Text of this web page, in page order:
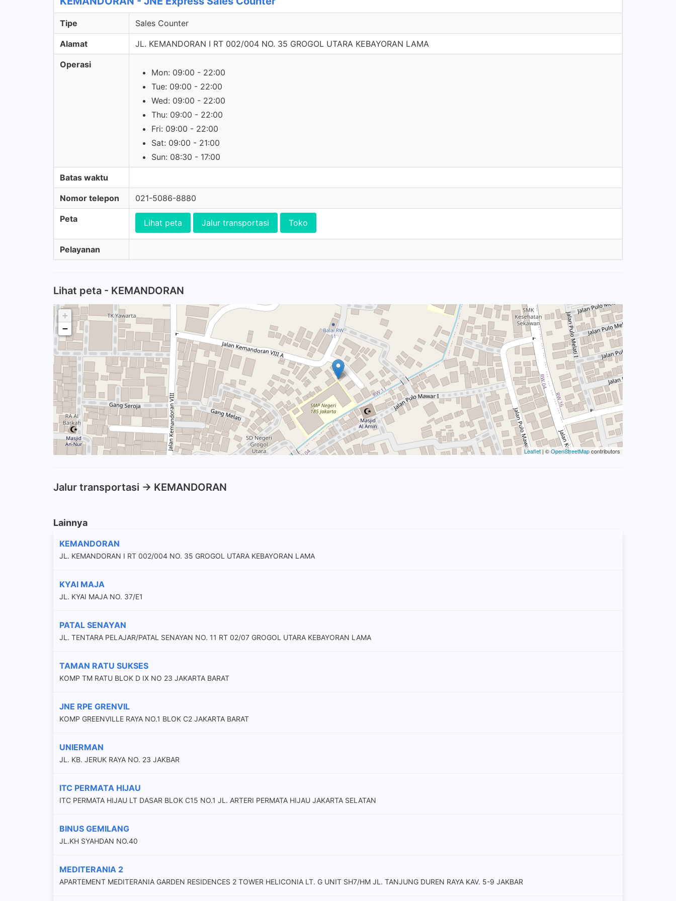
Tipe Sales Counter
Alamat JL. KEMANDORAN I RT 002/004 NO. 35 GROGOL UTARA KEBAYORAN LAMA
Operasi
Mon: 09:00 - 22:00
Tue: 09:00 - 22:00
Wed: 09:00 - 22:00
Thu: 09:00 - 22:00
Fri: 09:00 - 22:00
Sat: 09:00 - 21:00
Sun: 08:30 - 17:00
Batas waktu
Nomor telepon 021-5086-8880
Peta Lihat peta Jalur transportasi Toko
Pelayanan
Lihat peta - KEMANDORAN
+
−
Leaflet | ©OpenStreetMapcontributors
Jalur transportasi -> KEMANDORAN
Lainnya
KEMANDORAN
JL. KEMANDORAN I RT 002/004 NO. 35 GROGOL UTARA KEBAYORAN LAMA
KYAI MAJA
JL. KYAI MAJA NO. 37/E1
PATAL SENAYAN
JL. TENTARA PELAJAR/PATAL SENAYAN NO. 11 RT 02/07 GROGOL UTARA KEBAYORAN LAMA
TAMAN RATU SUKSES
KOMP TM RATU BLOK D IX NO 23 JAKARTA BARAT
JNE RPE GRENVIL
KOMP GREENVILLE RAYA NO.1 BLOK C2 JAKARTA BARAT
UNIERMAN
JL. KB. JERUK RAYA NO. 23 JAKBAR
ITC PERMATA HIJAU
ITC PERMATA HIJAU LT DASAR BLOK C15 NO.1 JL. ARTERI PERMATA HIJAU JAKARTA SELATAN
BINUS GEMILANG
JL.KH SYAHDAN NO.40
MEDITERANIA 2
APARTEMENT MEDITERANIA GARDEN RESIDENCES 2 TOWER HELICONIA LT. G UNIT SH7/HM JL. TANJUNG DUREN RAYA KAV. 5-9 JAKBAR